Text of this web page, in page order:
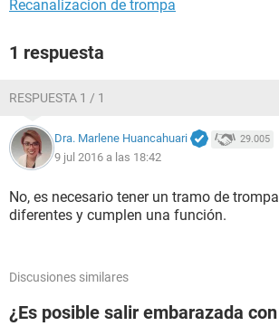
Recanalizacion de trompa
1 respuesta
RESPUESTA 1 / 1
Dra. Marlene Huancahuari 29.005
9 jul 2016 a las 18:42
No, es necesario tener un tramo de
diferentes y cumplen una función.
Discusiones similares
¿Es posible salir embarazada